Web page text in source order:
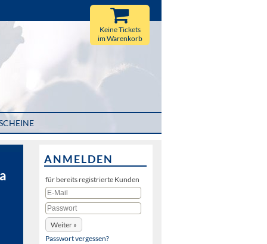
Keine Tickets
im Warenkorb
ANMELDEN
für bereits registrierte Kunden
Passwort vergessen?